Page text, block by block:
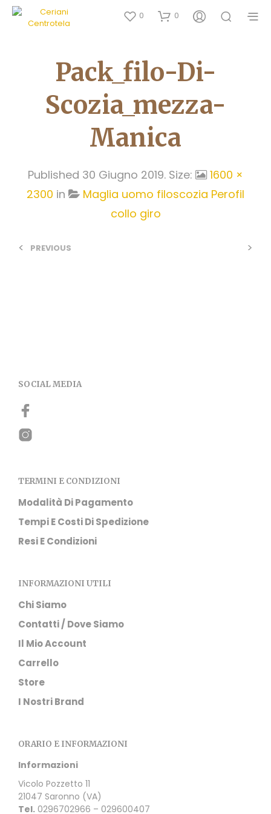
0 0
Pack_filo-Di-
Scozia_mezza-
Manica
Published 30 Giugno 2019. Size:
1600 ×
2300 in
Maglia uomo filoscozia Perofil
collo giro
< PREVIOUS >
SOCIAL MEDIA
TERMINI E CONDIZIONI
Modalità Di Pagamento
Tempi E Costi Di Spedizione
Resi E Condizioni
INFORMAZIONI UTILI
Chi Siamo
Contatti / Dove Siamo
Il Mio Account
Carrello
Store
I Nostri Brand
ORARIO E INFORMAZIONI
Informazioni
Vicolo Pozzetto 11
21047 Saronno (VA)
Tel. 0296702966 – 029600407